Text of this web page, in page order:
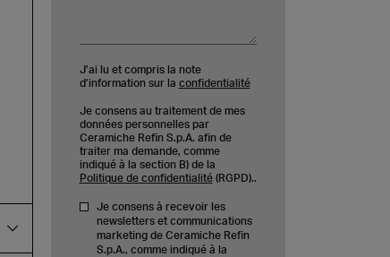
J’ai lu et compris la note
d’information sur la confidentialité
Je consens au traitement de mes
données personnelles par
Ceramiche Refin S.p.A. afin de
traiter ma demande, comme
indiqué à la section B) de la
Politique de confidentialité(RGPD)..
Je consens à recevoir les
newsletters et communications
marketing de Ceramiche Refin
S.p.A., comme indiqué à la